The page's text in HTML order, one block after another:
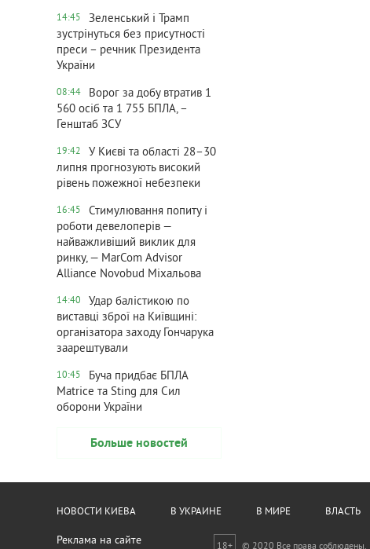
14:45
Зеленський і Трамп
зустрінуться без присутності
преси – речник Президента
України
08:44
Ворог за добу втратив 1
560 осіб та 1 755 БПЛА, –
Генштаб ЗСУ
19:42
У Києві та області 28–30
липня прогнозують високий
рівень пожежної небезпеки
16:45
Стимулювання попиту і
роботи девелоперів —
найважливіший виклик для
ринку, — MarCom Advisor
Alliance Novobud Міхальова
14:40
Удар балістикою по
виставці зброї на Київщині:
організатора заходу Гончарука
заарештували
10:45
Буча придбає БПЛА
Matrice та Sting для Сил
оборони України
Больше новостей
НОВОСТИ КИЕВА В УКРАИНЕ В МИРЕ ВЛАСТЬ
Реклама на сайте